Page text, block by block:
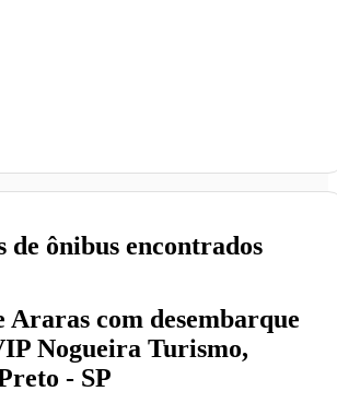
Araras com desembarque
Nogueira Turismo,
- SP
de ônibus encontrados